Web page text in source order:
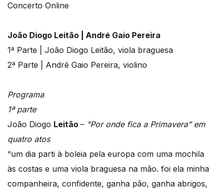
Concerto Online
João Diogo Leitão | André Gaio Pereira
1ª Parte | João Diogo Leitão, viola braguesa
2ª Parte | André Gaio Pereira, violino
Programa
1ª parte
João Diogo Leitão – "Por onde fica a Primavera” em
quatro atos
“um dia parti à boleia pela europa com uma mochila
às costas e uma viola braguesa na mão. foi ela minha
companheira, confidente, ganha pão, ganha abrigos,